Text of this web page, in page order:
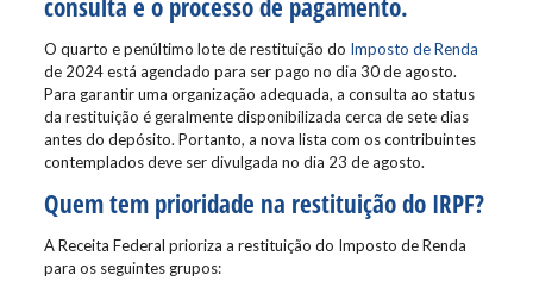
consulta e o processo de pagamento.
O quarto e penúltimo lote de restituição do Imposto de Renda
de 2024 está agendado para ser pago no dia 30 de agosto.
Para garantir uma organização adequada, a consulta ao status
da restituição é geralmente disponibilizada cerca de sete dias
antes do depósito. Portanto, a nova lista com os contribuintes
contemplados deve ser divulgada no dia 23 de agosto.
Quem tem prioridade na restituição do IRPF?
A Receita Federal prioriza a restituição do Imposto de Renda
para os seguintes grupos: